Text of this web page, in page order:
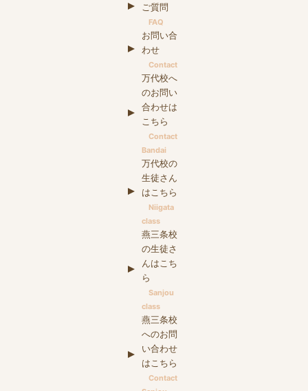
ご質問
FAQ
お問い合
わせ
Contact
万代校へ
のお問い
合わせは
こちら
Contact
Bandai
万代校の
生徒さん
はこちら
Niigata
class
燕三条校
の生徒さ
んはこち
ら
Sanjou
class
燕三条校
へのお問
い合わせ
はこちら
Contact